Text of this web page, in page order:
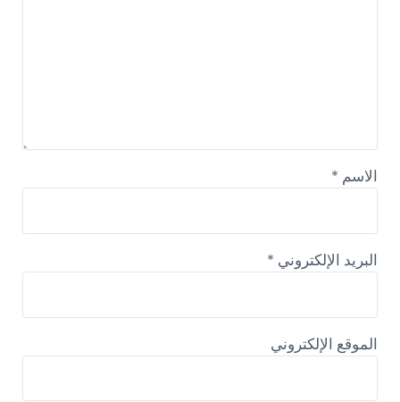
الاسم *
البريد الإلكتروني *
الموقع الإلكتروني